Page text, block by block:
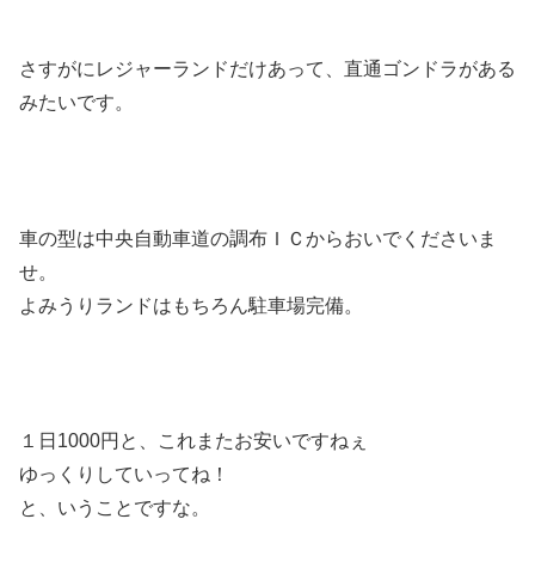
さすがにレジャーランドだけあって、直通ゴンドラがある
みたいです。
車の型は中央自動車道の調布ＩＣからおいでくださいま
せ。
よみうりランドはもちろん駐車場完備。
１日1000円と、これまたお安いですねぇ
ゆっくりしていってね！
と、いうことですな。